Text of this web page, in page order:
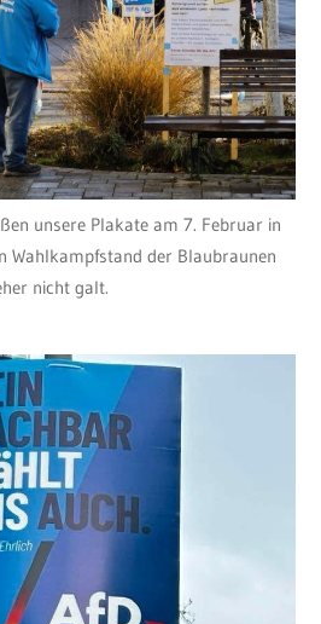
unsere Plakate am 7. Februar in
Wahlkampfstand der Blaubraunen
nicht galt.